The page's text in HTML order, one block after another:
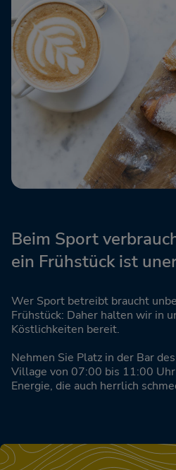
Beim Sport
ein Frühstück ist
Wer Sport betreibt braucht
Frühstück: Daher halten wir in
Köstlichkeiten bereit.
Nehmen Sie Platz in der Bar
Village von 07:00 bis 11:00
Energie, die auch herrlich